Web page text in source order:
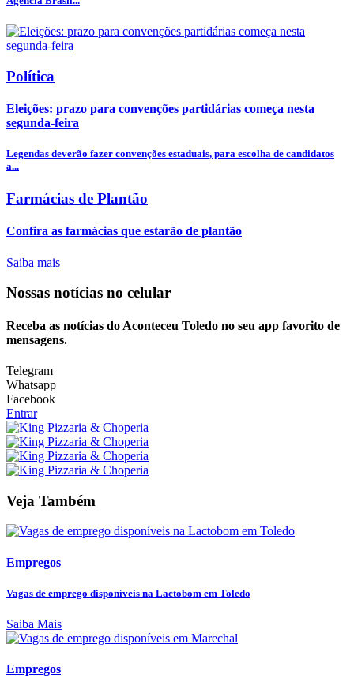
Política
Eleições: prazo para convenções partidárias começa nesta
segunda-feira
Legendas deverão fazer convenções estaduais, para escolha de candidatos
a...
Farmácias de Plantão
Confira as farmácias que estarão de plantão
Saiba mais
Nossas notícias no celular
Receba as notícias do Aconteceu Toledo no seu app favorito de
mensagens.
Telegram
Whatsapp
Facebook
Entrar
Veja Também
Empregos
Vagas de emprego disponíveis na Lactobom em Toledo
Saiba Mais
Empregos